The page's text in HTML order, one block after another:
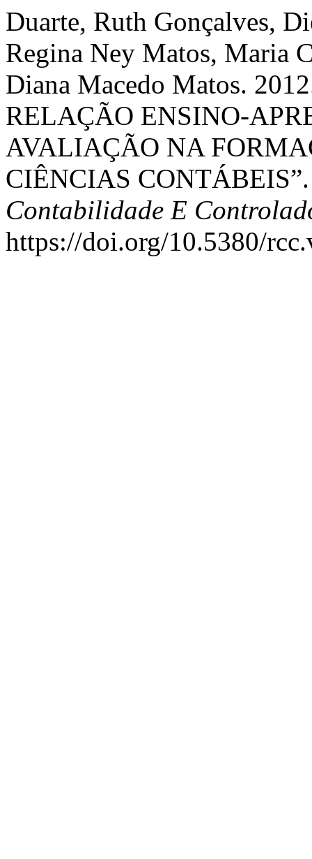
Duarte, Ruth Gonçalves,
Regina Ney Matos, Maria
Diana Macedo Matos.
RELAÇÃO ENSINO-
AVALIAÇÃO NA
CIÊNCIAS
Contabilidade E
https://doi.org/10.5380/